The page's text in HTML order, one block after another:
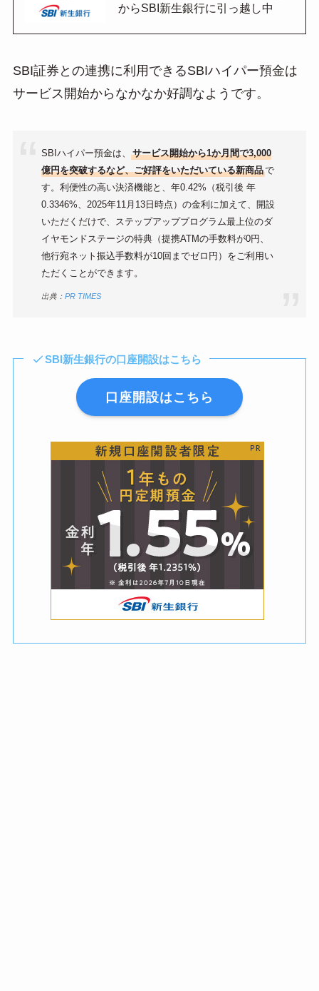
からSBI新生銀行に引っ越し中
SBI証券との連携に利用できるSBIハイパー預金は
サービス開始からなかなか好調なようです。
SBIハイパー預金は、サービス開始から1か月間で3,000
億円を突破するなど、ご好評をいただいている新商品で
す。利便性の高い決済機能と、年0.42%（税引後 年
0.3346%、2025年11月13日時点）の金利に加えて、開設
いただくだけで、ステップアッププログラム最上位のダ
イヤモンドステージの特典（提携ATMの手数料が0円、
他行宛ネット振込手数料が10回までゼロ円）をご利用い
ただくことができます。
出典：PR TIMES
SBI新生銀行の口座開設はこちら
口座開設はこちら